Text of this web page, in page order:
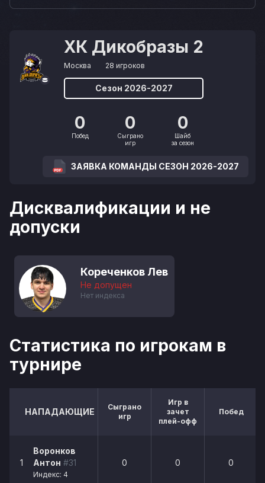
ХК Дикобразы 2
Москва 28 игроков
Сезон 2026-2027
0
Побед
0
Сыграно
игр
0
Шайб
за сезон
ЗАЯВКА КОМАНДЫ СЕЗОН 2026-2027
Дисквалификации и не
допуски
Кореченков Лев
Не допущен
Нет индекса
Статистика по игрокам в
турнире
НАПАДАЮЩИЕ
Сыграно
игр
Игр в
зачет
плей-офф
Побед
1
Воронков
Антон #31
Индекс: 4
0 0 0